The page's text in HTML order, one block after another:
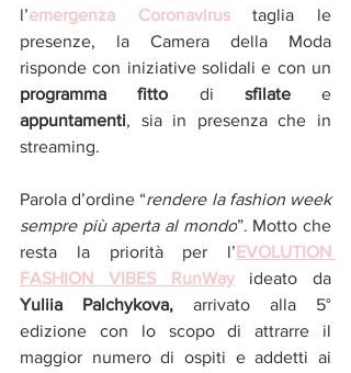
l’emergenza Coronavirus taglia le
presenze, la Camera della Moda
programma fitto di sfilate
appuntamenti, sia in presenza che in
streaming.
Parola d’ordine “rendere la fashion week
sempre più aperta al mondo”. Motto che
resta la priorità per l’EVOLUTION
FASHION VIBES RunWay ideato da
Yuliia Palchykova, arrivato alla 5°
edizione con lo scopo di attrarre il
maggior numero di ospiti e addetti ai